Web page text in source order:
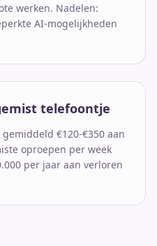
werken. Nadelen:
AI-mogelijkheden
telefoontje
€120-€350 aan
oproepen per week
per jaar aan verloren